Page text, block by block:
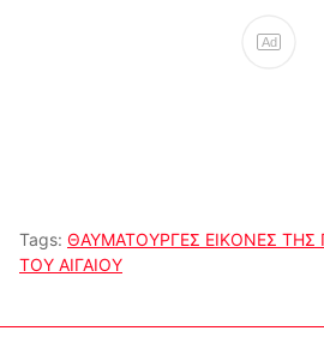
Ad
Tags: ΘΑΥΜΑΤΟΥΡΓΕΣ ΕΙΚΟΝΕΣ ΤΗΣ
ΤΟΥ ΑΙΓΑΙΟΥ